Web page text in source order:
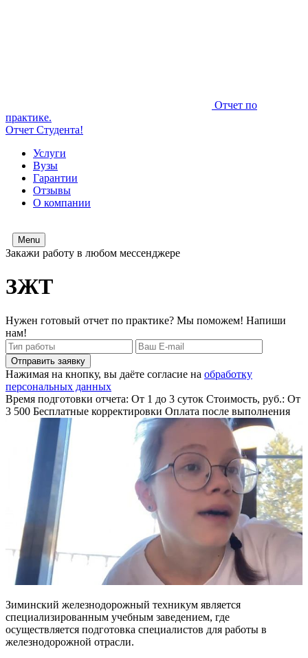
Отчет по
практике.
Отчет Студента!
Услуги
Вузы
Гарантии
Отзывы
О компании
Menu
Закажи работу в любом мессенджере
ЗЖТ
Нужен готовый отчет по практике? Мы поможем! Напиши
нам!
Отправить заявку
Нажимая на кнопку, вы даёте согласие на обработку
персональных данных
Время подготовки отчета: От 1 до 3 суток Стоимость, руб.: От
3 500 Бесплатные корректировки Оплата после выполнения
Зиминский железнодорожный техникум является
специализированным учебным заведением, где
осуществляется подготовка специалистов для работы в
железнодорожной отрасли.